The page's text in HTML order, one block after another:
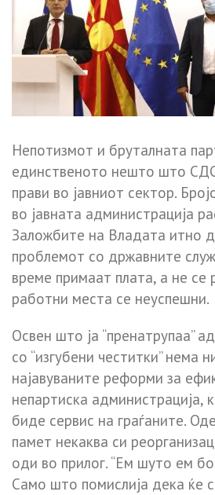
Непотизмот и бруталната
единственото нешто што
прави во јавниот сектор.
во јавната администрација
Заложбите на Владата итно
проблемот со државните
време примаат плата, а не се
работни места се неуспешни.
Освен што ја “пренатрупаа”
со “изгубени честитки” нема
најавуваните реформи за
непартиска администрација,
биде сервис на граѓаните.
памет некаква си
оди во прилог. “Ем шуто ем
Само што помислија дека ќе